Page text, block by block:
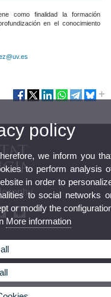
como finalidad la formación
en el conocimiento
Spain. Phone: (+34) 96 386 44 34
policy
we inform you
to perform analysis
in order to
to social networks
or modify the
More information